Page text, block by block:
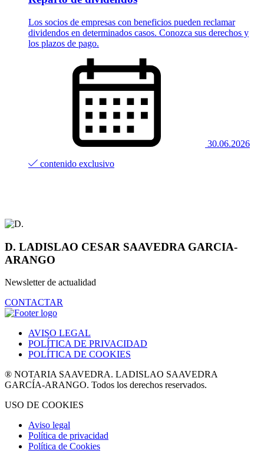
Los socios de empresas con beneficios pueden reclamar
dividendos en determinados casos. Conozca sus derechos y
los plazos de pago.
30.06.2026
contenido exclusivo
D. LADISLAO CESAR SAAVEDRA GARCIA-
ARANGO
Newsletter de actualidad
CONTACTAR
AVISO LEGAL
POLÍTICA DE PRIVACIDAD
POLÍTICA DE COOKIES
® NOTARIA SAAVEDRA. LADISLAO SAAVEDRA
GARCÍA-ARANGO. Todos los derechos reservados.
USO DE COOKIES
Aviso legal
Política de privacidad
Política de Cookies